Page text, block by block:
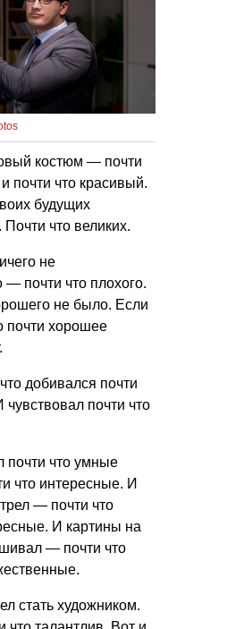
костюм — почти
почти что красивый.
будущих
что великих.
не
— почти что плохого.
не было. Если
почти хорошее
добивался почти
чувствовал почти что
почти что умные
что интересные. И
— почти что
И картины на
— почти что
стать художником.